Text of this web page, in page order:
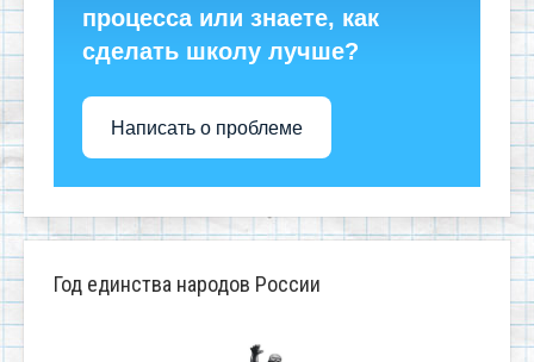
процесса или знаете, как
сделать школу лучше?
Написать о проблеме
Год единства народов России